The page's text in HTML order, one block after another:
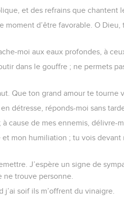
et des refrains que chantent
moment d’être favorable. O
moi aux eaux profondes, à
dans le gouffre ; ne permets
Que ton grand amour te tourne
détresse, réponds-moi sans
cause de mes ennemis, délivre-
mon humiliation ; tu vois devant
J’espère un signe de
ne trouve personne.
soif ils m’offrent du vinaigre.